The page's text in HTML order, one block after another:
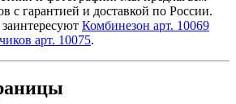
с гарантией и доставкой по России.
Комбинезон арт. 10069
арт. 10075.